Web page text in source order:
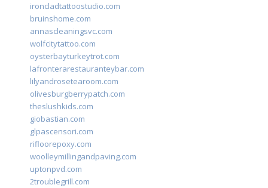
ironcladtattoostudio.com
bruinshome.com
annascleaningsvc.com
wolfcitytattoo.com
oysterbayturkeytrot.com
lafronterarestauranteybar.com
lilyandrosetearoom.com
olivesburgberrypatch.com
theslushkids.com
giobastian.com
glpascensori.com
rifloorepoxy.com
woolleymillingandpaving.com
uptonpvd.com
2troublegrill.com